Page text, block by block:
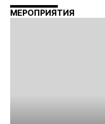
МЕРОПРИЯТИЯ